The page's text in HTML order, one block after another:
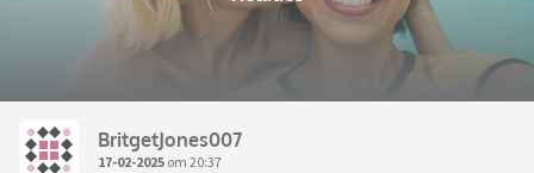
BritgetJones007
17-02-2025 om 20:37